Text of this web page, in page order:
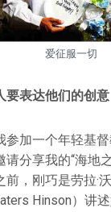
爱征服一切
要表达他们的创意
参加一个年轻基
分享我的“海地
，刚巧是劳拉·
Hinson）讲